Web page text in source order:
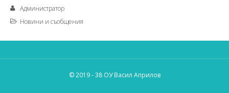
Администратор
Новини и съобщения
© 2019 - 38 ОУ Васил Априлов